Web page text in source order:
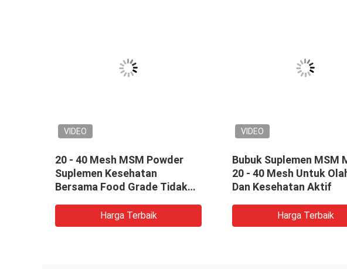
VIDEO
20 - 40 Mesh MSM Powder
Suplemen Kesehatan
Bersama Food Grade Tidak
Harga Terbaik
VIDEO
Bubuk Suplemen MSM
20 - 40 Mesh Untuk
Dan Kesehatan Aktif
Harga Terbaik